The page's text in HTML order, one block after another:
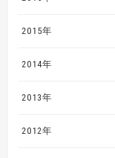
2015年
2014年
2013年
2012年